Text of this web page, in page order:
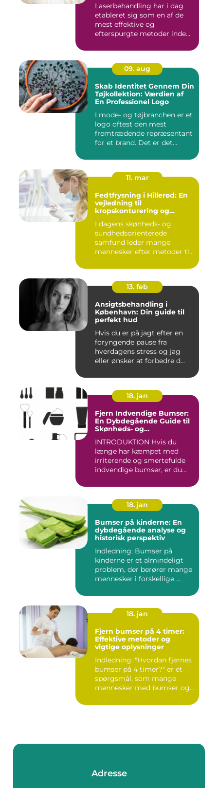
Laserbehandling har i dag
etableret sig som en af de
mest effektive og
efterspurgte metoder inden
09. aug
Skab Identitet Gennem Din
Tøjkollektion: Værdien af
En Professionel Logo
I mode- og tøjbranchen er et
logo oftest den mest
fremtrædende repræsentant
for et brand. Det er det...
11. mar
Fedtfrysning i Hillerød: En
vejledning til
kropskonturering og
I dagens skønheds- og
sundhedsorienterede
samfund leder mange
mennesker efter metoder til
13. feb
Ansigtsbehandling i
København: Din guide til
perfekt hud
Hvis du er på jagt efter en
foryngende pause fra
hverdagens stress og jag
eller ønsker at forbedre d...
18. jan
Fjern Indvendige Bumser:
En Dybdegående Guide til
Skønheds- og
INTRODUKTION Hvis du
længe har kæmpet med
irriterende og smertefulde
indvendige bumser, er du
18. jan
Bumser på kinderne: En
dybdegående analyse og
historisk perspektiv
Indledning: Bumser på
kinderne er et almindeligt
problem, der berører mange
mennesker i forskellige ...
18. jan
Fjern bumser på 4 timer:
Effektive metoder og
vigtige oplysninger
Indledning: "Hvordan fjernes
bumser på 4 timer?" er et
spørgsmål, som mange
mennesker med bumser og...
Adresse